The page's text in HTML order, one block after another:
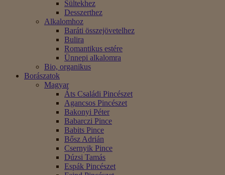
Sültekhez
Desszerthez
Alkalomhoz
Baráti összejövetelhez
Bulira
Romantikus estére
Ünnepi alkalomra
Bio, organikus
Borászatok
Magyar
Áts Családi Pincészet
Agancsos Pincészet
Bakonyi Péter
Babarczi Pince
Babits Pince
Bősz Adrián
Csernyik Pince
Dúzsi Tamás
Espák Pincészet